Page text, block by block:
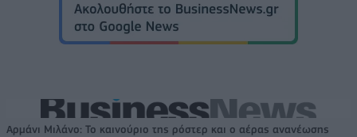
Αρμάνι Μιλάνο: Το καινούριο της ρόστερ και ο αέρας ανανέωσης